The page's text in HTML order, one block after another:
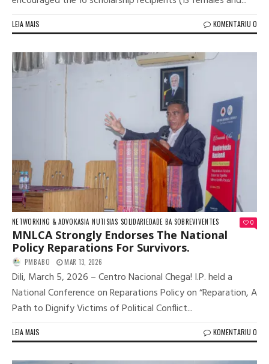
LEIA MAIS KOMENTARIU 0
NETWORKING & ADVOKASIA NUTISIAS SOLIDARIEDADE BA SOBREVIVENTES 0
MNLCA Strongly Endorses The National
Policy Reparations For Survivors.
PMBABO MAR 13, 2026
Dili, March 5, 2026 – Centro Nacional Chega! I.P. held a
National Conference on Reparations Policy on “Reparation, A
Path to Dignify Victims of Political Conflict...
LEIA MAIS KOMENTARIU 0